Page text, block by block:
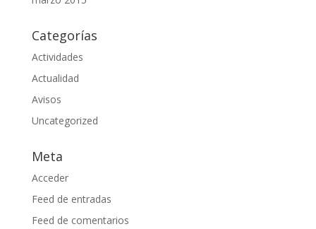
Categorías
Actividades
Actualidad
Avisos
Uncategorized
Meta
Acceder
Feed de entradas
Feed de comentarios